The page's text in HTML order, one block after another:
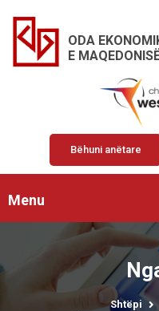
ODA
E
Bëhuni anëtare
Menu
Shtëpi